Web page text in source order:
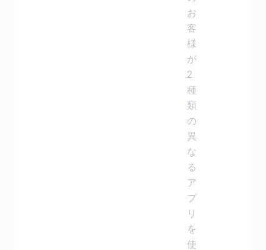
お
客
様
が
2
種
類
の
異
な
る
ア
プ
リ
を
使